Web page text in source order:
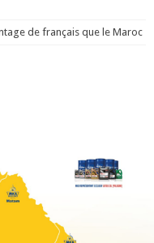
de français que le Maroc